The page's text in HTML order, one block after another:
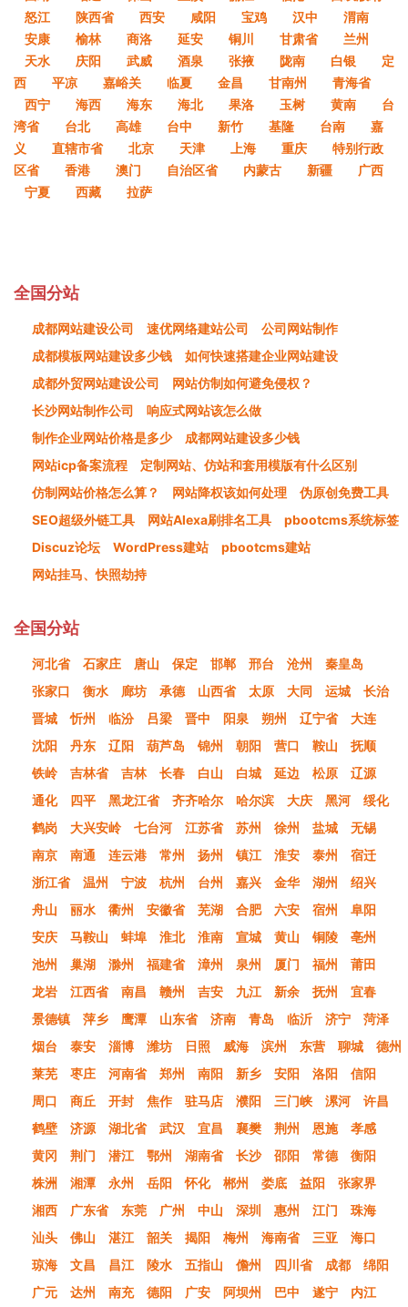
怒江
陕西省 西安 咸阳 宝鸡 汉中
渭南
安康
榆林 商洛 延安 铜川 甘肃省
兰州
天水
庆阳 武威 酒泉 张掖 陇南 白银
定
西
平凉 嘉峪关 临夏 金昌 甘南州
青海省
西宁
海西 海东 海北 果洛 玉树 黄南
台
湾省
台北 高雄 台中 新竹 基隆 台南
嘉
义
直辖市省 北京 天津 上海 重庆
特别行政
区省
香港 澳门 自治区省 内蒙古 新疆
广西
宁夏
西藏 拉萨
全国分站
成都网站建设公司 速优网络建站公司
公司网站制作
成都模板网站建设多少钱
如何快速搭建企业网站建设
成都外贸网站建设公司
网站仿制如何避免侵权？
长沙网站制作公司
响应式网站该怎么做
制作企业网站价格是多少
成都网站建设多少钱
网站icp备案流程
定制网站、仿站和套用模版有什么区别
仿制网站价格怎么算？
网站降权该如何处理
伪原创免费工具
SEO超级外链工具
网站Alexa刷排名工具
pbootcms系统标签
Discuz论坛
WordPress建站
pbootcms建站
网站挂马、快照劫持
全国分站
河北省 石家庄 唐山 保定 邯郸 邢台 沧州
秦皇岛
张家口
衡水 廊坊 承德 山西省 太原 大同 运城
长治
晋城
忻州 临汾 吕梁 晋中 阳泉 朔州 辽宁省
大连
沈阳
丹东 辽阳 葫芦岛 锦州 朝阳 营口 鞍山
抚顺
铁岭
吉林省 吉林 长春 白山 白城 延边 松原
辽源
通化
四平 黑龙江省 齐齐哈尔 哈尔滨 大庆 黑河
绥化
鹤岗
大兴安岭 七台河 江苏省 苏州 徐州 盐城
无锡
南京
南通 连云港 常州 扬州 镇江 淮安 泰州
宿迁
浙江省
温州 宁波 杭州 台州 嘉兴 金华 湖州
绍兴
舟山
丽水 衢州 安徽省 芜湖 合肥 六安 宿州
阜阳
安庆
马鞍山 蚌埠 淮北 淮南 宣城 黄山 铜陵
亳州
池州
巢湖 滁州 福建省 漳州 泉州 厦门 福州
莆田
龙岩
江西省 南昌 赣州 吉安 九江 新余 抚州
宜春
景德镇
萍乡 鹰潭 山东省 济南 青岛 临沂 济宁
菏泽
烟台
泰安 淄博 潍坊 日照 威海 滨州 东营 聊城
德州
莱芜
枣庄 河南省 郑州 南阳 新乡 安阳 洛阳
信阳
周口
商丘 开封 焦作 驻马店 濮阳 三门峡 漯河
许昌
鹤壁
济源 湖北省 武汉 宜昌 襄樊 荆州 恩施
孝感
黄冈
荆门 潜江 鄂州 湖南省 长沙 邵阳 常德
衡阳
株洲
湘潭 永州 岳阳 怀化 郴州 娄底 益阳
张家界
湘西
广东省 东莞 广州 中山 深圳 惠州 江门
珠海
汕头
佛山 湛江 韶关 揭阳 梅州 海南省 三亚
海口
琼海
文昌 昌江 陵水 五指山 儋州 四川省 成都
绵阳
广元
达州 南充 德阳 广安 阿坝州 巴中 遂宁
内江